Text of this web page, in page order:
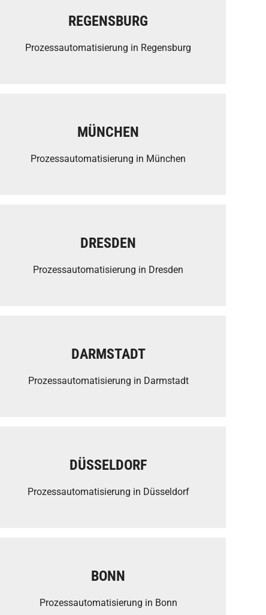
REGENSBURG
Prozessautomatisierung in Regensburg
MÜNCHEN
Prozessautomatisierung in München
DRESDEN
Prozessautomatisierung in Dresden
DARMSTADT
Prozessautomatisierung in Darmstadt
DÜSSELDORF
Prozessautomatisierung in Düsseldorf
BONN
Prozessautomatisierung in Bonn